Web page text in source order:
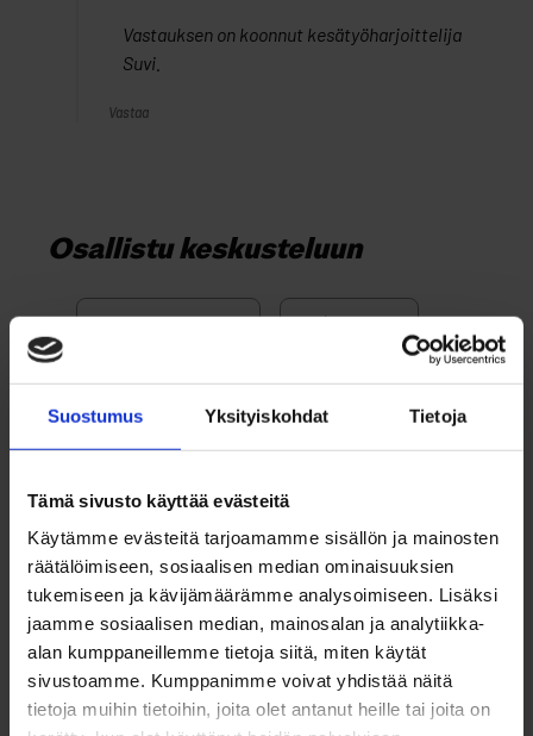
Suostumus Yksityiskohdat Tietoja
Tämä sivusto käyttää evästeitä
Käytämme evästeitä tarjoamamme sisällön ja mainosten
räätälöimiseen, sosiaalisen median ominaisuuksien
tukemiseen ja kävijämäärämme analysoimiseen. Lisäksi
jaamme sosiaalisen median, mainosalan ja analytiikka-
alan kumppaneillemme tietoja siitä, miten käytät
sivustoamme. Kumppanimme voivat yhdistää näitä
tietoja muihin tietoihin, joita olet antanut heille tai joita on
Vastauksen on koonnut kesätyöharjoittelija
Suvi.
Vastaa
Osallistu keskusteluun
Lähetä